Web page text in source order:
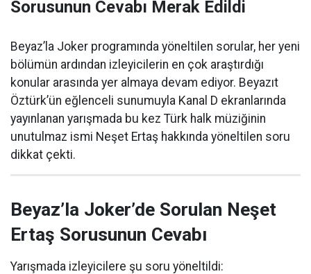
Sorusunun Cevabı Merak Edildi
Beyaz’la Joker programında yöneltilen sorular, her yeni
bölümün ardından izleyicilerin en çok araştırdığı
konular arasında yer almaya devam ediyor. Beyazıt
Öztürk’ün eğlenceli sunumuyla Kanal D ekranlarında
yayınlanan yarışmada bu kez Türk halk müziğinin
unutulmaz ismi Neşet Ertaş hakkında yöneltilen soru
dikkat çekti.
Beyaz’la Joker’de Sorulan Neşet
Ertaş Sorusunun Cevabı
Yarışmada izleyicilere şu soru yöneltildi: